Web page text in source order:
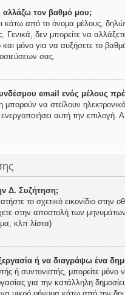
αλλάζω τον βαθμό μου;
κάτω από το όνομα μέλους,
Γενικά, δεν μπορείτε να
μόνο για να αυξήσετε το
σας.
email ενός μέλους
μπορούν να στείλουν
ενεργοποιήσει αυτή την
Δ. Συζήτηση;
το σχετικό εικονίδιο στην
στην αποστολή των
κλπ λίστα)
ή να διαγράψω ένα
ή συντονιστής, μπορείτε
για την κατάλληλη